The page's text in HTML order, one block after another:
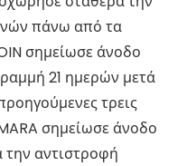
πάνω από τα
σημείωσε άνοδο
21 ημερών μετά
τρεις
σημείωσε άνοδο
την αντιστροφή